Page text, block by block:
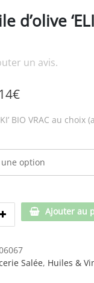
d’olive
un avis.
€
BIO VRAC au
Ajouter au
Salée, Huiles &